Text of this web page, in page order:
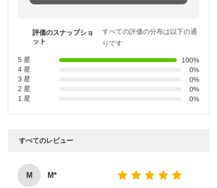
評価のスナップショ
ット
すべての評価の分布は以下の通
りです
5 星
100%
4 星
0%
3 星
0%
2 星
0%
1 星
0%
すべてのレビュー
M M*